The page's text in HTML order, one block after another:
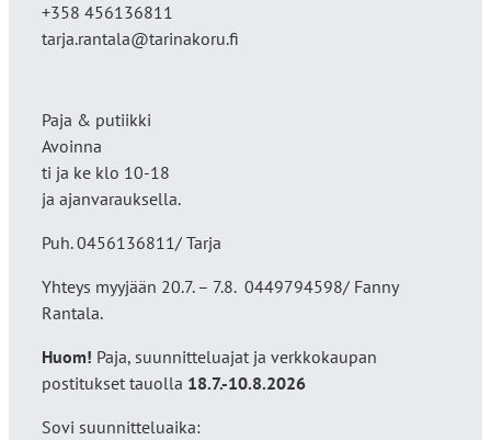
+358 456136811
tarja.rantala@tarinakoru.fi
Paja & putiikki
Avoinna
ti ja ke klo 10-18
ja ajanvarauksella.
Puh. 0456136811/ Tarja
Yhteys myyjään 20.7. – 7.8. 0449794598/ Fanny
Rantala.
Huom! Paja, suunnitteluajat ja verkkokaupan
postitukset tauolla 18.7.-10.8.2026
Sovi suunnitteluaika: